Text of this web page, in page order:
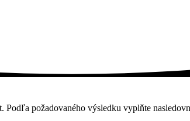
požadovaného výsledku vyplňte